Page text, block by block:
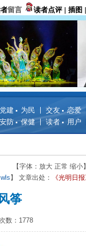
留言 读者点评 | 插图 |
党建 为民 交友 恋爱
安防 保健 读者 用户
【字体： 放大 正常 缩小
wls 】 文章出处： 《光明日
筝
数：1778